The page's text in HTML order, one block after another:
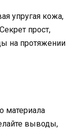
упругая кожа,
прост,
на протяжении
материала
выводы,